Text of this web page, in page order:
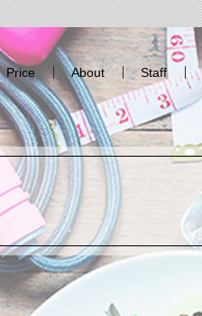
Price About Staff